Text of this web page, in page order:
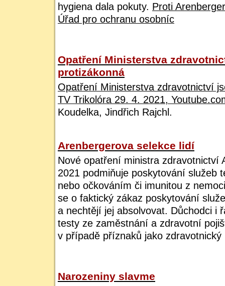
hygiena dala pokuty. Proti
Úřad pro ochranu osobníc
Opatření Ministerstva
protizákonná
Opatření Ministerstva zdravotnictví
TV Trikolóra 29. 4. 2021,
Koudelka, Jindřich Rajchl.
Arenbergerova selekce lidí
Nové opatření ministra zdravotnictví
2021 podmiňuje poskytování služeb
nebo očkováním či imunitou z
se o faktický zákaz poskytování
a nechtějí jej absolvovat. Důchodci i
testy ze zaměstnání a zdravotní
v případě příznaků jako zdravotnický
Narozeniny slavme